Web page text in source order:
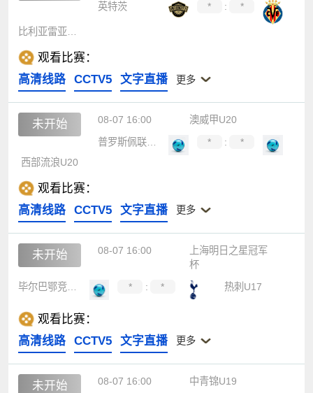
英特茨
* : *
观看比赛：
高清线路
CCTV5 文字直播 更多
未开始 08-07 16:00
澳威甲U20
普罗斯佩联U20
* :
*
西部流浪U20
观看比赛：
高清线路
CCTV5 文字直播 更多
未开始 08-07 16:00
上海明日之星冠军
杯
* : * 热刺U17
观看比赛：
高清线路
CCTV5 文字直播 更多
未开始 08-07 16:00
中青锦U19